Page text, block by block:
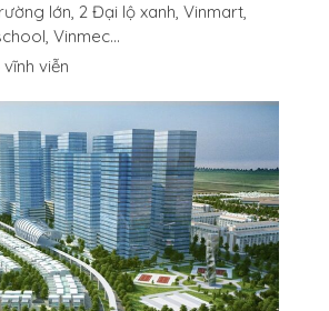
lớn, 2 Đại lộ xanh, Vinmart,
Vinmec…
viễn